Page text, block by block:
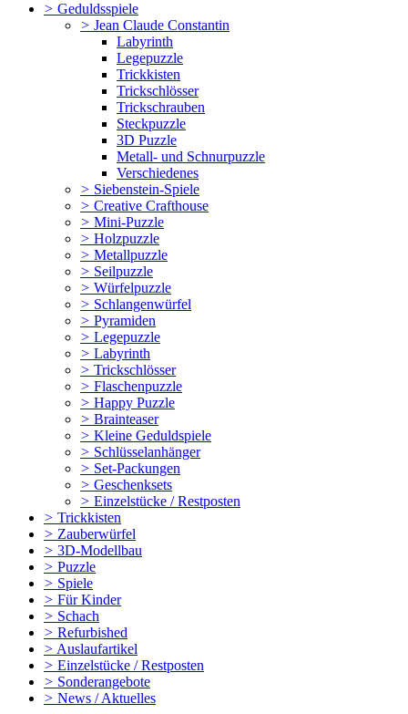
> Geduldsspiele
> Jean Claude Constantin
Labyrinth
Legepuzzle
Trickkisten
Trickschlösser
Trickschrauben
Steckpuzzle
3D Puzzle
Metall- und Schnurpuzzle
Verschiedenes
> Siebenstein-Spiele
> Creative Crafthouse
> Mini-Puzzle
> Holzpuzzle
> Metallpuzzle
> Seilpuzzle
> Würfelpuzzle
> Schlangenwürfel
> Pyramiden
> Legepuzzle
> Labyrinth
> Trickschlösser
> Flaschenpuzzle
> Happy Puzzle
> Brainteaser
> Kleine Geduldspiele
> Schlüsselanhänger
> Set-Packungen
> Geschenksets
> Einzelstücke / Restposten
> Trickkisten
> Zauberwürfel
> 3D-Modellbau
> Puzzle
> Spiele
> Für Kinder
> Schach
> Refurbished
> Auslaufartikel
> Einzelstücke / Restposten
> Sonderangebote
> News / Aktuelles